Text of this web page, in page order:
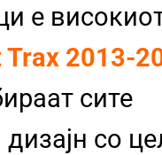
е
Trax 2013-
сите
со